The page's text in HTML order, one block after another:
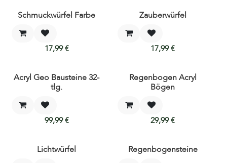
Neu!
Schmuckwürfel Farbe
17,99€
Zauberwürfel
17,99€
Neu!
Acryl Geo Bausteine 32-
tlg.
99,99€
Neu!
Regenbogen Acryl
Bögen
29,99€
Lichtwürfel Regenbogensteine